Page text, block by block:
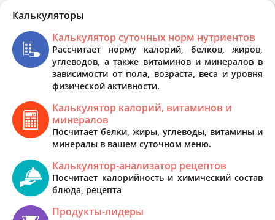
Калькуляторы
Калькулятор суточных норм нутриентов
Рассчитает норму калорий, белков, жиров,
углеводов, а также витаминов и минералов в
зависимости от пола, возраста, веса и уровня
физической активности.
Калькулятор калорий, витаминов и
минералов
Посчитает белки, жиры, углеводы, витамины и
минералы в вашем суточном меню.
Калькулятор-анализатор рецептов
Посчитает калорийность и химический состав
блюда, рецепта
Продукты-лидеры